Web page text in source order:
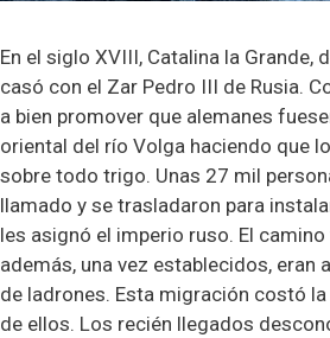
En el siglo XVIII, Catalina la Grande,
casó con el Zar Pedro III de Rusia.
a bien promover que alemanes
oriental del río Volga haciendo que
sobre todo trigo. Unas 27 mil
llamado y se trasladaron para
les asignó el imperio ruso. El
además, una vez establecidos, eran
de ladrones. Esta migración costó
de ellos. Los recién llegados